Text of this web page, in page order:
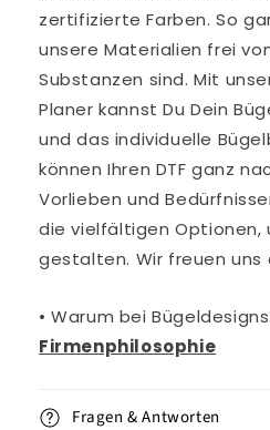
zertifizierte Farben. So
unsere Materialien frei
Substanzen sind. Mit
Planer kannst Du Dein
und das individuelle
können Ihren DTF ganz
Vorlieben und
die vielfältigen Optionen,
gestalten. Wir freuen uns
• Warum bei
Firmenphilosophie
Fragen & Antworten